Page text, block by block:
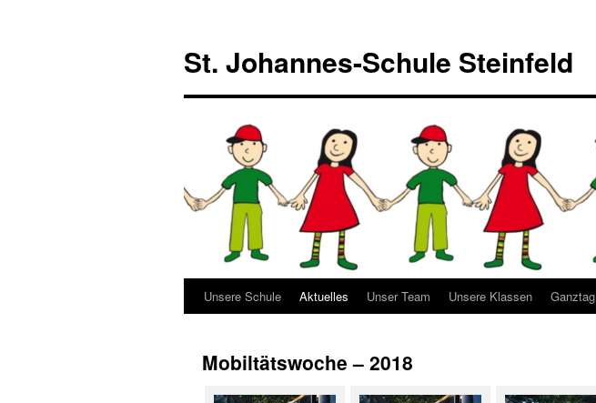
springen
St. Johannes-Schule Steinfeld
Unsere Schule Aktuelles Unser Team Unsere Klassen Ganztag
Mobiltätswoche – 2018